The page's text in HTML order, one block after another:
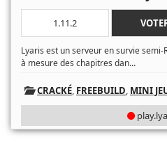
1.11.2
Lyaris est un serveur en survie semi-
à mesure des chapitres dan...
CRACKÉ, FREEBUILD, MINI